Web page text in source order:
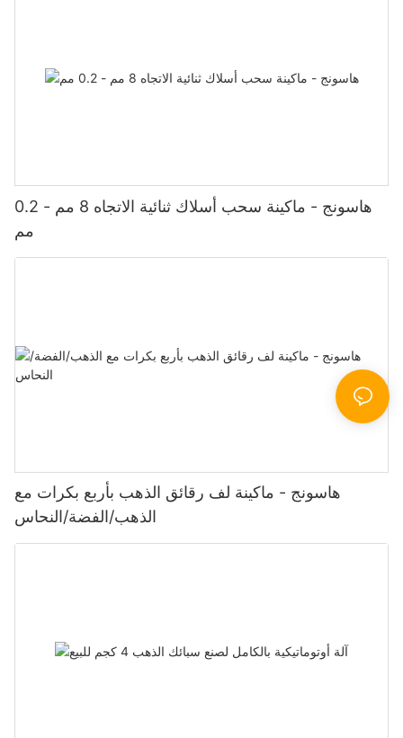
هاسونج - ماكينة سحب أسلاك ثنائية الاتجاه 8 مم - 0.2
مم
هاسونج - ماكينة لف رقائق الذهب بأربع بكرات مع
الذهب/الفضة/النحاس